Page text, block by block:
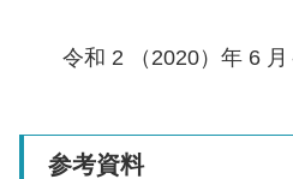
令和 2 （2020）年 6
参考資料